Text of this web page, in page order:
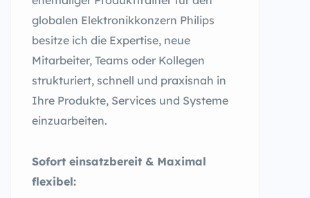
globalen Elektronikkonzern Philips
besitze ich die Expertise, neue
Mitarbeiter, Teams oder Kollegen
strukturiert, schnell und praxisnah in
Ihre Produkte, Services und Systeme
einzuarbeiten.
Sofort einsatzbereit & Maximal
flexibel: